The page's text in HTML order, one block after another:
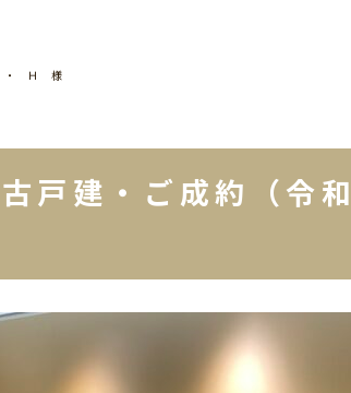
・ Ｈ 様
古戸建・ご成約